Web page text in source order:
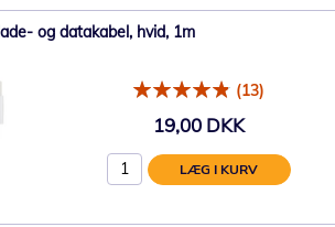
og datakabel, hvid, 1m
(13)
19,00 DKK
LÆG I KURV